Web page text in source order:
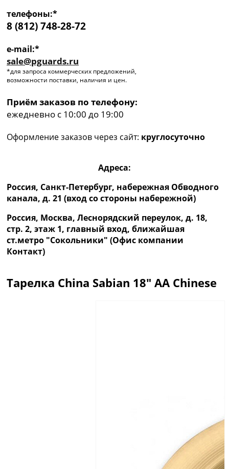
телефоны:*
8 (812) 748-28-72
e-mail:*
sale@pguards.ru
*для запроса коммерческих предложений,
возможности поставки, наличия и цен.
Приём заказов по телефону:
ежедневно с 10:00 до 19:00
Оформление заказов через сайт: круглосуточно
Адреса:
Россия, Санкт-Петербург, набережная Обводного
канала, д. 21 (вход со стороны набережной)
Россия, Москва, Леснорядский переулок, д. 18,
стр. 2, этаж 1, главный вход, ближайшая
ст.метро "Сокольники" (Офис компании
Контакт)
Тарелка China Sabian 18" AA Chinese